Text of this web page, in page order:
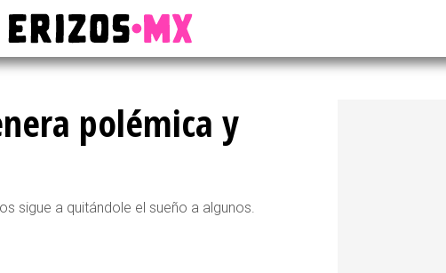
polémica y
sigue a quitándole el sueño a algunos.